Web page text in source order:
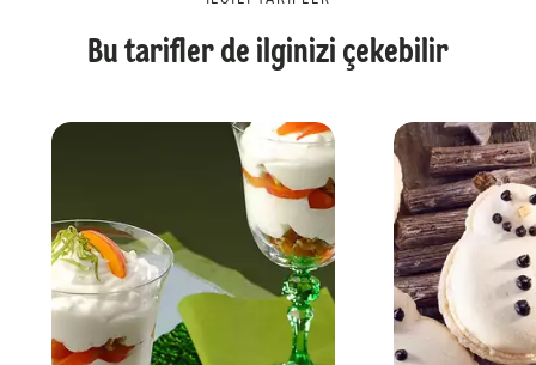
Bu tarifler de ilginizi çekebilir